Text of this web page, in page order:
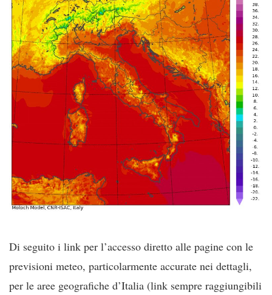
Di seguito i link per l’accesso diretto alle pagine con le
previsioni meteo, particolarmente accurate nei dettagli,
per le aree geografiche d’Italia (link sempre raggiungibili